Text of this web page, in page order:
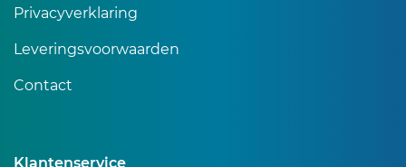
Privacyverklaring
Leveringsvoorwaarden
Contact
Klantenservice